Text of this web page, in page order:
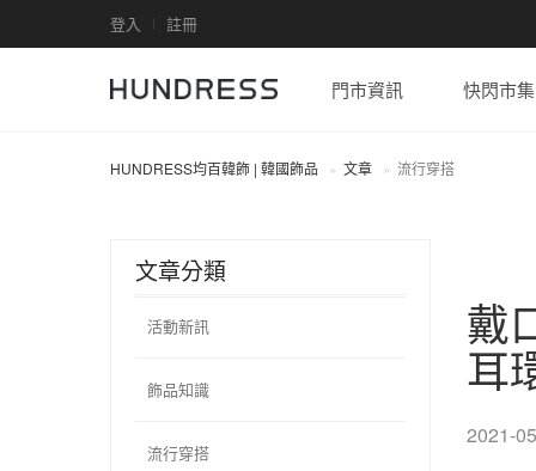
登入 註冊
門市資訊 快閃市集
HUNDRESS均百韓飾 | 韓國飾品 文章 流行穿搭
戴
耳
2021-
文章分類
活動新訊
飾品知識
流行穿搭